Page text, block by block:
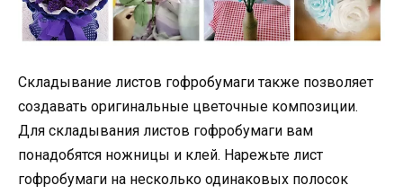
Складывание листов гофробумаги также позволяет
создавать оригинальные цветочные композиции.
Для складывания листов гофробумаги вам
понадобятся ножницы и клей. Нарежьте лист
гофробумаги на несколько одинаковых полосок